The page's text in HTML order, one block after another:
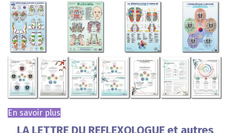
En savoir plus
LA LETTRE DU REFLEXOLOGUE et autres